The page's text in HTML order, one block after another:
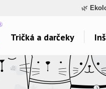
🌿
Tričká a darčeky
Témy potlačí
Láska